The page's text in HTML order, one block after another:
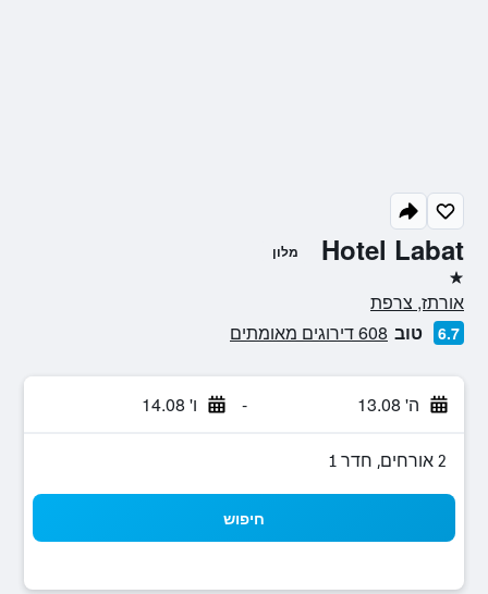
Hotel Labat מלון
כוכב 1
אורתז, צרפת
6.7 טוב 608 דירוגים מאומתים
ה' 13.08 - ו' 14.08
2 אורחים, חדר 1
חיפוש